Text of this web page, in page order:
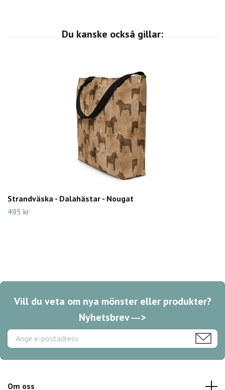
Strandväska - Dalahästar - Nougat
495 kr
Vill du veta om nya mönster eller produkter?
Nyhetsbrev --->
Om oss